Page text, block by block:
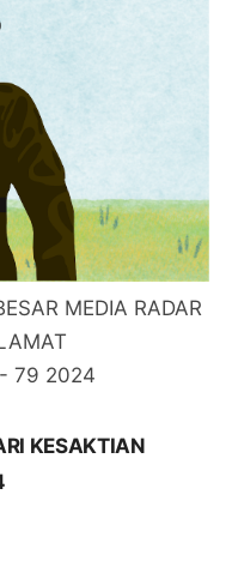
MEDIA RADAR
- 79 2024
KESAKTIAN